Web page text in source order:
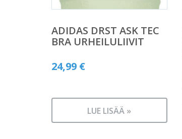
ADIDAS DRST ASK TEC
BRA URHEILULIIVIT
24,99 €
LUE LISÄÄ »